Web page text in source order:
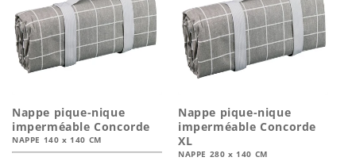
Nappe pique-nique
imperméable Concorde
NAPPE 140 x 140 CM
Nappe pique-nique
imperméable Concorde
XL
NAPPE 280 x 140 CM